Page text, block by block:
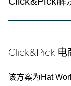
Click&Pick
该方案为Hat